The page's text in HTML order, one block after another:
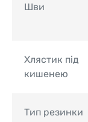
Шви
Хлястик під
кишенею
Тип резинки